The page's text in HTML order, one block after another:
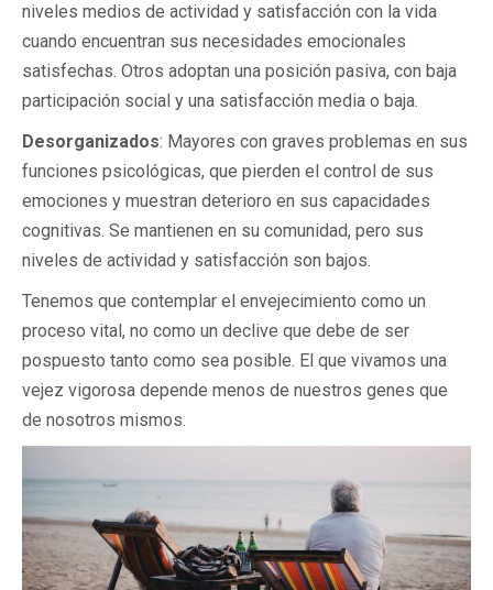
niveles medios de actividad y satisfacción con la vida
cuando encuentran sus necesidades emocionales
satisfechas. Otros adoptan una posición pasiva, con baja
participación social y una satisfacción media o baja.
Desorganizados: Mayores con graves problemas en sus
funciones psicológicas, que pierden el control de sus
emociones y muestran deterioro en sus capacidades
cognitivas. Se mantienen en su comunidad, pero sus
niveles de actividad y satisfacción son bajos.
Tenemos que contemplar el envejecimiento como un
proceso vital, no como un declive que debe de ser
pospuesto tanto como sea posible. El que vivamos una
vejez vigorosa depende menos de nuestros genes que
de nosotros mismos.